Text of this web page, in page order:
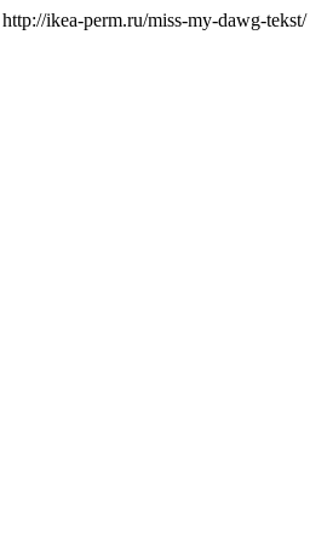
http://ikea-perm.ru/miss-my-dawg-tekst/